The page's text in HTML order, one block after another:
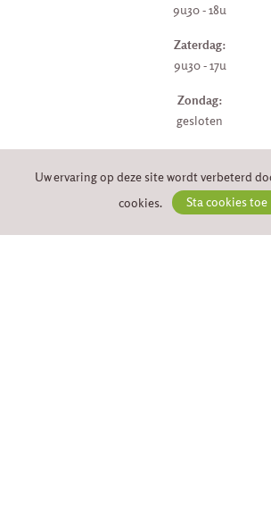
9u30 - 18u
Zaterdag:
9u30 - 17u
Zondag:
gesloten
VEILIG
Uw ervaring op deze site wordt verbeterd
cookies.
Sta cookies toe